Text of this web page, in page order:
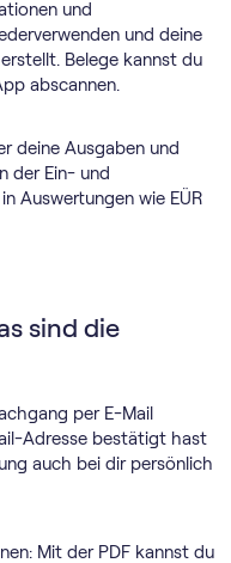
und
und deine
Belege kannst du
abscannen.
deine Ausgaben und
der Ein- und
Auswertungen wie EÜR
sind die
per E-Mail
Adresse bestätigt hast
auch bei dir persönlich
Mit der PDF kannst du